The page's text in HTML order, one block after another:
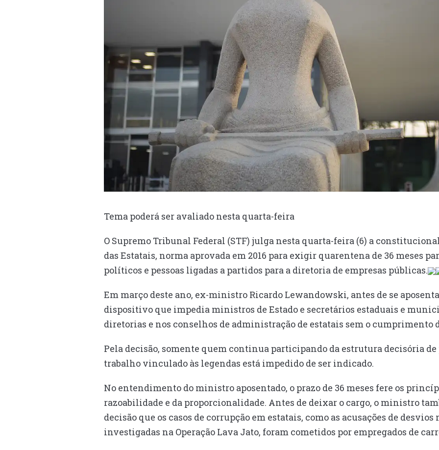
Tema poderá ser avaliado nesta quarta-feira
O Supremo Tribunal Federal (STF) julga nesta quarta-feira (6) a
das Estatais, norma aprovada em 2016 para exigir quarentena de 36 meses
políticos e pessoas ligadas a partidos para a diretoria de empresas públicas.
Em março deste ano, ex-ministro Ricardo Lewandowski, antes de se
dispositivo que impedia ministros de Estado e secretários estaduais e
diretorias e nos conselhos de administração de estatais sem o cumprimento
Pela decisão, somente quem continua participando da estrutura decisória
trabalho vinculado às legendas está impedido de ser indicado.
No entendimento do ministro aposentado, o prazo de 36 meses fere os
razoabilidade e da proporcionalidade. Antes de deixar o cargo, o ministro
decisão que os casos de corrupção em estatais, como as acusações de desvios
investigadas na Operação Lava Jato, foram cometidos por empregados de